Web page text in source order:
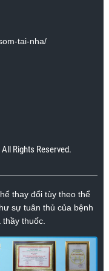
cô ấy lên đỉnh chỉ
chương trình rất
tai-nha/
Rights Reserved.
thay đổi tùy theo thể
sự tuân thủ của bệnh
thuốc.